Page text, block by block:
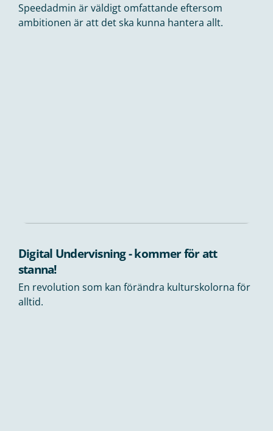
Speedadmin är väldigt omfattande eftersom
ambitionen är att det ska kunna hantera allt.
Digital Undervisning - kommer för att
stanna!
En revolution som kan förändra kulturskolorna för
alltid.